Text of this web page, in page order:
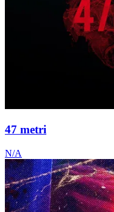
47 metri
N/A